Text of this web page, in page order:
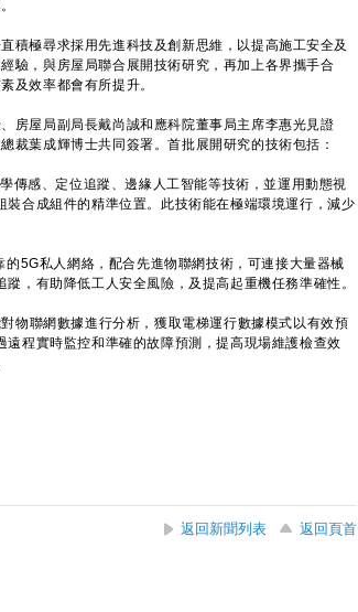
極尋求採用先進科技及創新思維，以提高施工安全及
驗，與房屋局聯合展開技術研究，再加上各界攜手合
及效率都會有所提升。
屋局副局長戴尚誠和應科院董事局主席李惠光見證
裁葉成輝博士共同簽署。首批展開研究的技術包括：
感、定位追蹤、邊緣人工智能等技術，並運用動態視
合成組件的精準位置。此技術能在極端環境運行，減少
5G私人網絡，配合先進物聯網技術，可連接大量器械
，有助降低工人安全風險，及提高起重機任務準確性。
物聯網數據進行分析，獲取電梯運行數據模式以有效預
程實時監控和準確的故障預測，提高現場維護檢查效
返回新聞列表
返回頁首